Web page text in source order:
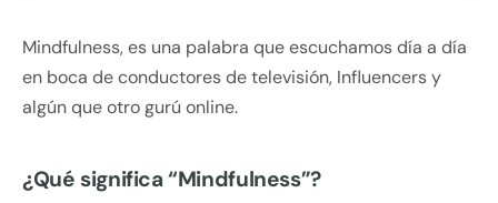
Mindfulness, es una palabra que escuchamos día a día
en boca de conductores de televisión, Influencers y
algún que otro gurú online.
¿Qué significa “Mindfulness”?